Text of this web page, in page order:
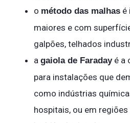
o método das malhas é
maiores e com
galpões, telhados
a gaiola de Faradayé a
para instalações que
como indústrias
hospitais, ou em